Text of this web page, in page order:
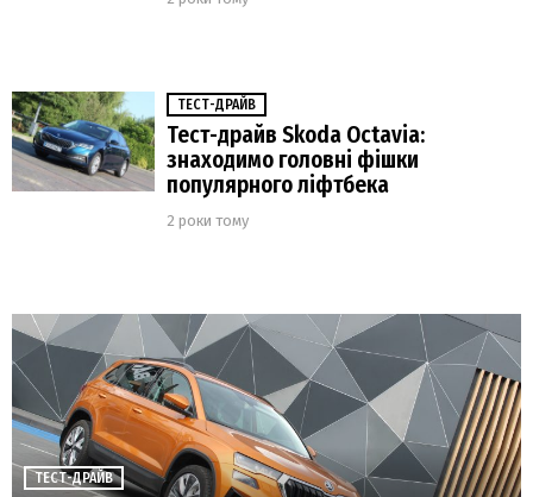
ТЕСТ-ДРАЙВ
Тест-драйв Skoda Octavia:
знаходимо головні фішки
популярного ліфтбека
2 роки тому
ТЕСТ-ДРАЙВ